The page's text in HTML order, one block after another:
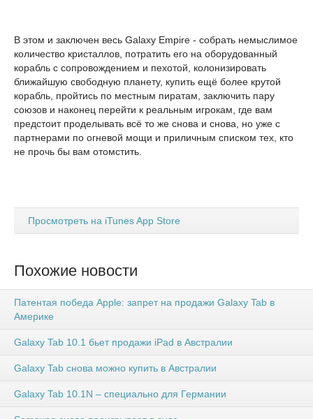
В этом и заключен весь Galaxy Empire - собрать немыслимое
количество кристаллов, потратить его на оборудованный
корабль с сопровождением и пехотой, колонизировать
ближайшую свободную планету, купить ещё более крутой
корабль, пройтись по местным пиратам, заключить пару
союзов и наконец перейти к реальным игрокам, где вам
предстоит проделывать всё то же снова и снова, но уже с
партнерами по огневой мощи и приличным списком тех, кто
не прочь бы вам отомстить.
Просмотреть на iTunes App Store
Похожие новости
Патентая победа Apple: запрет на продажи Galaxy Tab в
Америке
Galaxy Tab 10.1 бьет продажи iPad в Австралии
Galaxy Tab снова можно купить в Австралии
Galaxy Tab 10.1N – специально для Германии